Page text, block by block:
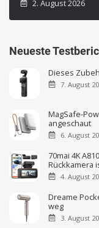
2. August 2026
Neueste
Dieses
7. August
MagSafe-
angeschaut
6. August
70mai 4K
Rückkamera
4. August
Dreame
weg
3. August